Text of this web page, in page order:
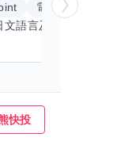
電腦繪圖
快投